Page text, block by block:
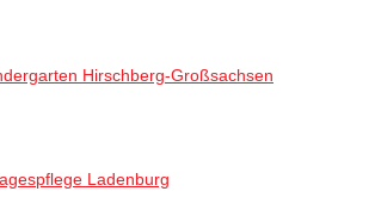
Hirschberg-Großsachsen
Ladenburg